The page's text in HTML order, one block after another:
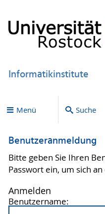
Informatikinstitute
Menü Suche
Benutzeranmeldung
Bitte geben Sie Ihren
Passwort ein, um sich
Anmelden
Benutzername: